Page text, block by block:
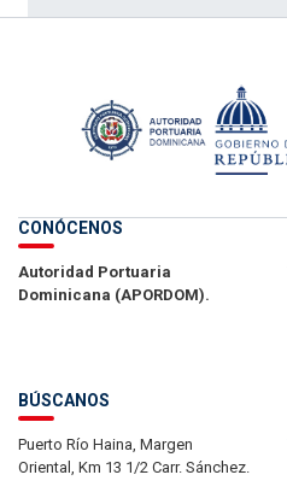
CONÓCENOS
Autoridad Portuaria
Dominicana (APORDOM).
BÚSCANOS
Puerto Río Haina, Margen
Oriental, Km 13 1/2 Carr. Sánchez.